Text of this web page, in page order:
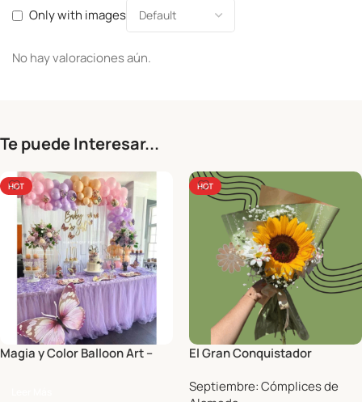
Only with images
No hay valoraciones aún.
Te puede Interesar...
HOT
Magia y Color Balloon Art –
HOT
El Gran Conquistador
Septiembre: Cómplices de